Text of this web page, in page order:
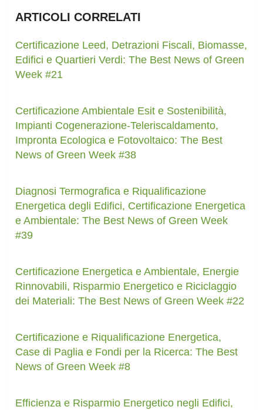
ARTICOLI CORRELATI
Certificazione Leed, Detrazioni Fiscali, Biomasse,
Edifici e Quartieri Verdi: The Best News of Green
Week #21
Certificazione Ambientale Esit e Sostenibilità,
Impianti Cogenerazione-Teleriscaldamento,
Impronta Ecologica e Fotovoltaico: The Best
News of Green Week #38
Diagnosi Termografica e Riqualificazione
Energetica degli Edifici, Certificazione Energetica
e Ambientale: The Best News of Green Week
#39
Certificazione Energetica e Ambientale, Energie
Rinnovabili, Risparmio Energetico e Riciclaggio
dei Materiali: The Best News of Green Week #22
Certificazione e Riqualificazione Energetica,
Case di Paglia e Fondi per la Ricerca: The Best
News of Green Week #8
Efficienza e Risparmio Energetico negli Edifici,